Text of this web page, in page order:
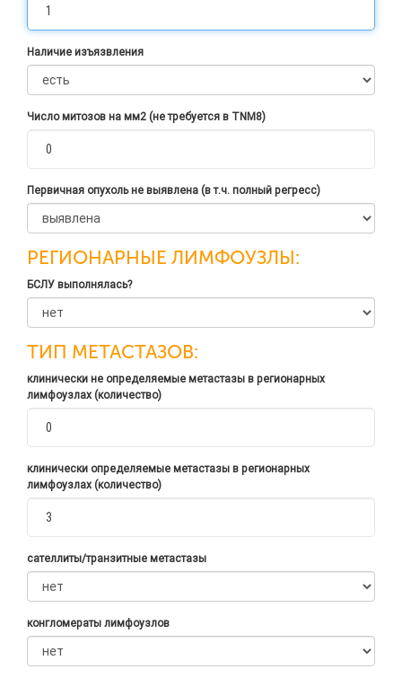
Наличие изъязвления
Число митозов на мм2 (не требуется в TNM8)
Первичная опухоль не выявлена (в т.ч. полный регресс)
РЕГИОНАРНЫЕ ЛИМФОУЗЛЫ:
БСЛУ выполнялась?
ТИП МЕТАСТАЗОВ:
клинически не определяемые метастазы в регионарных
лимфоузлах (количество)
клинически определяемые метастазы в регионарных
лимфоузлах (количество)
сателлиты/транзитные метастазы
конгломераты лимфоузлов